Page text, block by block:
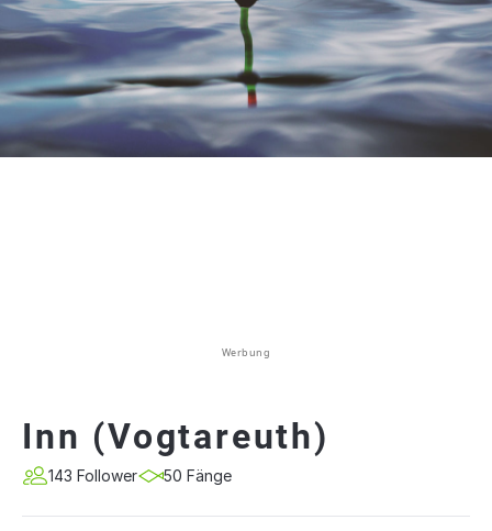
Werbung
Inn (Vogtareuth)
143 Follower 50 Fänge